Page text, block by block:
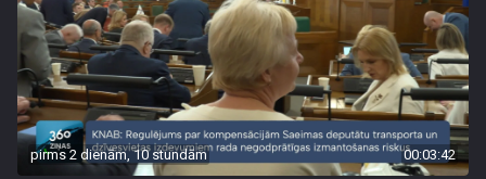
pirms 2 dienām, 10 stundām 00:03:42